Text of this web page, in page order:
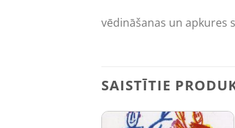
vēdināšanas un apkures
SAISTĪTIE